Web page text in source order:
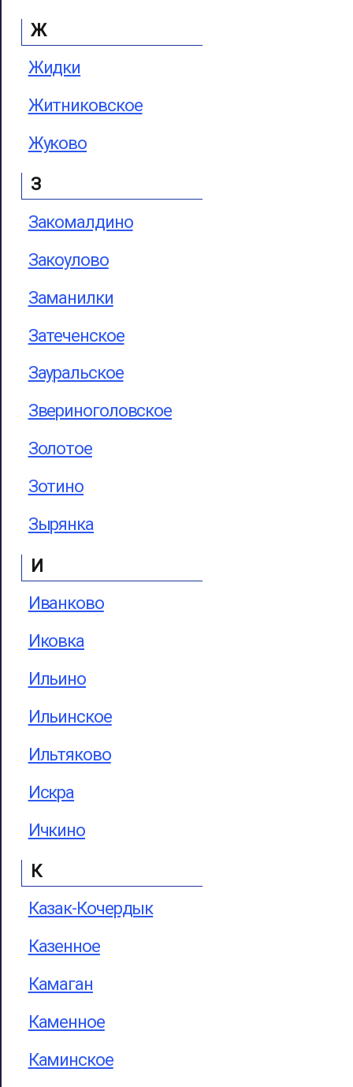
Ж
Жидки
Житниковское
Жуково
З
Закомалдино
Закоулово
Заманилки
Затеченское
Зауральское
Звериноголовское
Золотое
Зотино
Зырянка
И
Иванково
Иковка
Ильино
Ильинское
Ильтяково
Искра
Ичкино
К
Казак-Кочердык
Казенное
Камаган
Каменное
Каминское